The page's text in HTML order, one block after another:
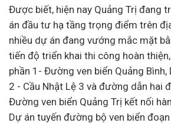
Được biết, hiện nay Quảng Trị đang
án đầu tư hạ tầng trọng điểm trên
nhiều dự án đang vướng mắc mặt
tiến độ triển khai thi công hoàn
phần 1- Đường ven biển Quảng Bình,
2 - Cầu Nhật Lệ 3 và đường dẫn hai
Đường ven biển Quảng Trị kết nối
Dự án tuyến đường bộ ven biển